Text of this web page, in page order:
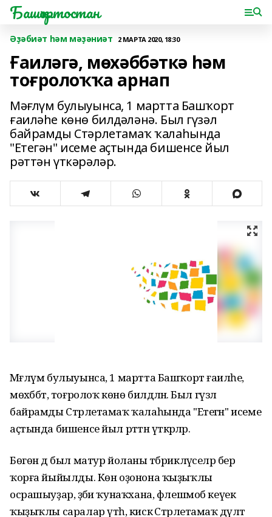
Башҡортостан
Әҙәбиәт һәм мәҙәниәт 2 МАРТА 2020, 18:30
Ғаиләгә, мөхәббәткә һәм
тоғролоҡҡа арнап
Мәғлүм булыуынса, 1 мартта Башҡорт
ғаиләһе көнө билдәләнә. Был гүзәл
байрамды Стәрлетамаҡ ҡалаһында
"Етегән" исеме аҫтында бишенсе йыл
рәттән үткәрәләр.
Мәғлүм булыуынса, 1 мартта Башҡорт ғаиләһе,
мөхәббәт, тоғролоҡ көнө билдәләнә. Был гүзәл
байрамды Стәрлетамаҡ ҡалаһында "Етегән" исеме
аҫтында бишенсе йыл рәттән үткәрәләр.
Бөгөн дә был матур йоланы тәбрикләүселәр бер
ҡорға йыйылды. Көн оҙонона ҡыҙыҡлы
осрашыуҙар, әҙәби ҡунаҡхана, флешмоб кеүек
ҡыҙыҡлы саралар үтһә, кискә Стәрлетамаҡ дәүләт